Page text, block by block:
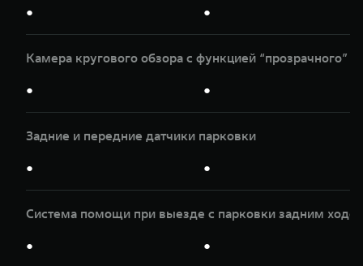
● ●
Камера кругового обзора с функцией “прозрачного”
● ●
Задние и передние датчики парковки
● ●
Система помощи при выезде с парковки задним
● ●